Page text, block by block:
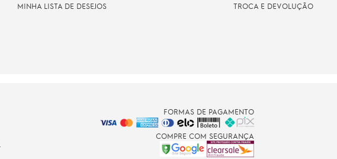
MINHA LISTA DE DESEJOS
TROCA E DEVOLUÇÃO
FORMAS DE PAGAMENTO
COMPRE COM SEGURANÇA